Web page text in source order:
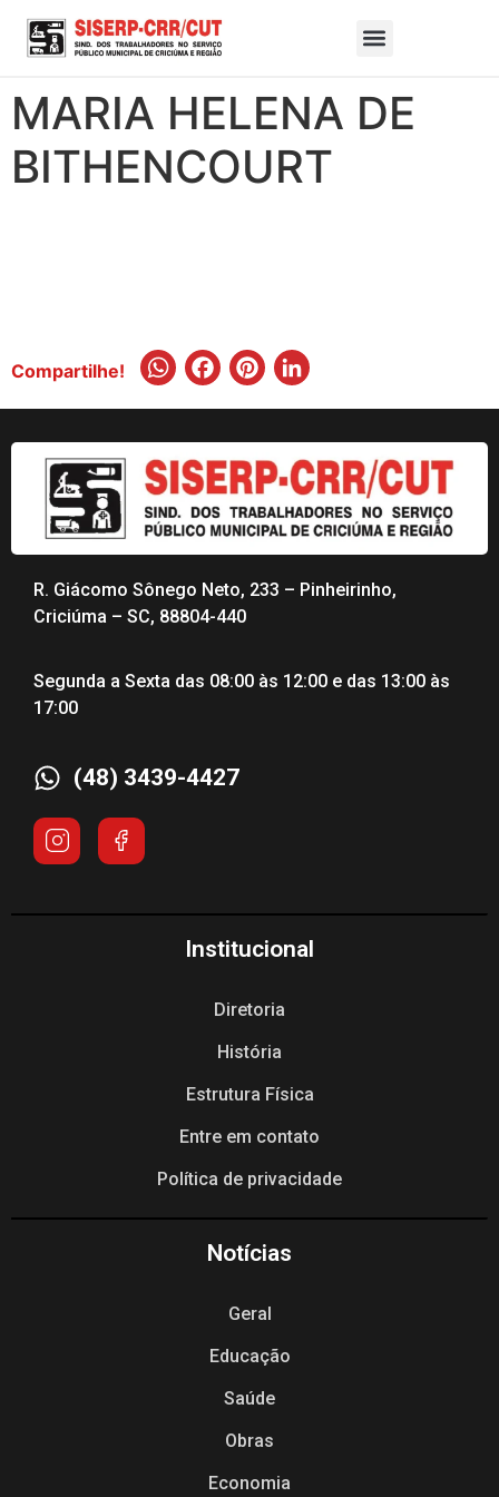
MARIA HELENA DE
BITHENCOURT
Compartilhe! WhatsApp
Facebook
Pinterest
R. Giácomo Sônego Neto, 233 – Pinheirinho,
Criciúma – SC, 88804-440
Segunda a Sexta das 08:00 às 12:00 e das 13:00 às
17:00
(48) 3439-4427
Institucional
Diretoria
História
Estrutura Física
Entre em contato
Política de privacidade
Notícias
Geral
Educação
Saúde
Obras
Economia